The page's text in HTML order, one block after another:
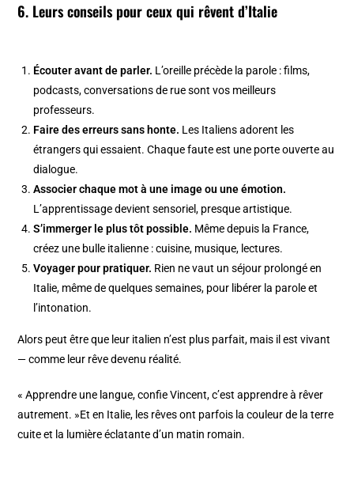
6. Leurs conseils pour ceux qui rêvent d’Italie
Écouter avant de parler. L’oreille précède la parole : films,
podcasts, conversations de rue sont vos meilleurs
professeurs.
Faire des erreurs sans honte. Les Italiens adorent les
étrangers qui essaient. Chaque faute est une porte ouverte au
dialogue.
Associer chaque mot à une image ou une émotion.
L’apprentissage devient sensoriel, presque artistique.
S’immerger le plus tôt possible. Même depuis la France,
créez une bulle italienne : cuisine, musique, lectures.
Voyager pour pratiquer. Rien ne vaut un séjour prolongé en
Italie, même de quelques semaines, pour libérer la parole et
l’intonation.
Alors peut être que leur italien n’est plus parfait, mais il est vivant
— comme leur rêve devenu réalité.
« Apprendre une langue, confie Vincent, c’est apprendre à rêver
autrement. »Et en Italie, les rêves ont parfois la couleur de la terre
cuite et la lumière éclatante d’un matin romain.